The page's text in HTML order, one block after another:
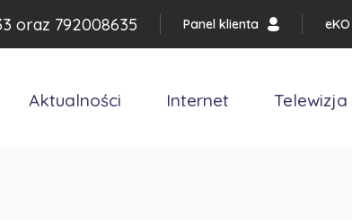
oraz 792008635 Panel klienta eKO
Aktualności Internet Telewizja